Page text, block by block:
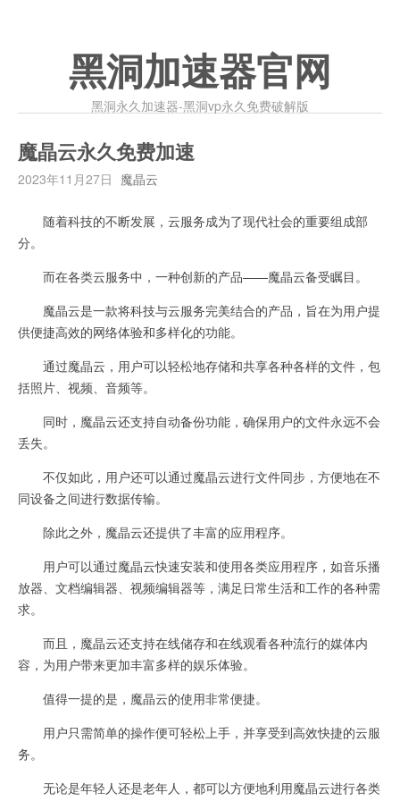
黑洞加速器官网
黑洞永久加速器-黑洞vp永久免费破解版
魔晶云永久免费加速
2023年11月27日 魔晶云
随着科技的不断发展，云服务成为了现代社会的重要组成部
分。
而在各类云服务中，一种创新的产品——魔晶云备受瞩目。
魔晶云是一款将科技与云服务完美结合的产品，旨在为用户提
供便捷高效的网络体验和多样化的功能。
通过魔晶云，用户可以轻松地存储和共享各种各样的文件，包
括照片、视频、音频等。
同时，魔晶云还支持自动备份功能，确保用户的文件永远不会
丢失。
不仅如此，用户还可以通过魔晶云进行文件同步，方便地在不
同设备之间进行数据传输。
除此之外，魔晶云还提供了丰富的应用程序。
用户可以通过魔晶云快速安装和使用各类应用程序，如音乐播
放器、文档编辑器、视频编辑器等，满足日常生活和工作的各种需
求。
而且，魔晶云还支持在线储存和在线观看各种流行的媒体内
容，为用户带来更加丰富多样的娱乐体验。
值得一提的是，魔晶云的使用非常便捷。
用户只需简单的操作便可轻松上手，并享受到高效快捷的云服
务。
无论是年轻人还是老年人，都可以方便地利用魔晶云进行各类